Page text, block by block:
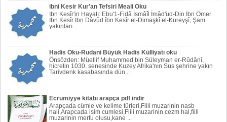
ibni Kesir Kur'an Tefsiri Meali Oku
İbn Kesîr'in Hayatı: Ebu'1-Fidâ İsmâîl İmâd'üd-Din İbn Ömer
İbn Kesîr İbn Dâvûd îbn Kesîr el-Dimaşkî el-Kureyşî, Şam
yakınları...
Hadis Oku-Rudani Büyük Hadis Külliyatı oku
Önsözden: Müellif Muhammed bin Süleyman er-Rûdânî,
hicretin 1030. senesinde Kuzey Afrika'nın Sus şehrine yakın
Tarivdenk kasabasında dün...
Ecrumiyye kitabı arapça pdf indir
Arapçada cümle ve kelime türleri,Fiili muzarinin nasb
hali,Arapcada isim cumlesi,Fiili muzarinin cezm hal,fiili
muzarinin merfu olusu,kane ...